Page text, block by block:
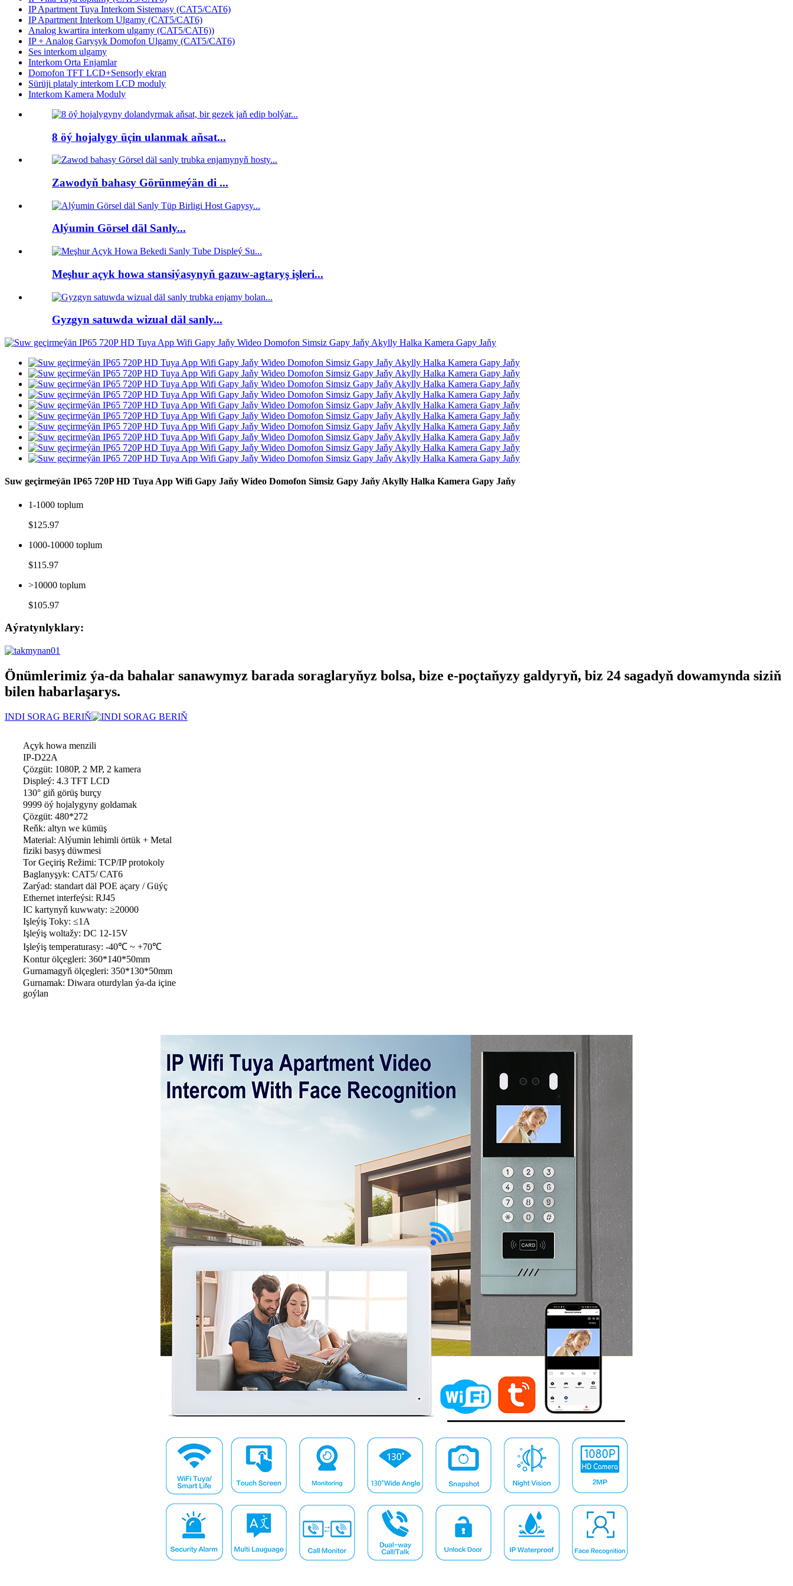
IP Apartment Tuya Interkom Sistemasy (CAT5/CAT6)
IP Apartment Interkom Ulgamy (CAT5/CAT6)
Analog kwartira interkom ulgamy (CAT5/CAT6))
IP + Analog Garyşyk Domofon Ulgamy (CAT5/CAT6)
Ses interkom ulgamy
Interkom Orta Enjamlar
Domofon TFT LCD+Sensorly ekran
Sürüji plataly interkom LCD moduly
Interkom Kamera Moduly
8 öý hojalygy üçin ulanmak aňsat...
Zawodyň bahasy Görünmeýän di ...
Alýumin Görsel däl Sanly...
Meşhur açyk howa stansiýasynyň gazuw-agtaryş işleri...
Gyzgyn satuwda wizual däl sanly...
Suw geçirmeýän IP65 720P HD Tuya App Wifi Gapy Jaňy Wideo Domofon Simsiz Gapy Jaňy Akylly Halka Kamera Gapy Jaňy
1-1000 toplum
$125.97
1000-10000 toplum
$115.97
>10000 toplum
$105.97
Aýratynlyklary:
Önümlerimiz ýa-da bahalar sanawymyz barada soraglaryňyz bolsa, bize e-poçtaňyzy galdyryň, biz 24 sagadyň dowamynda siziň
bilen habarlaşarys.
INDI SORAG BERIŇ
Açyk howa menzili
IP-D22A
Çözgüt: 1080P, 2 MP, 2 kamera
Displeý: 4.3 TFT LCD
130° giň görüş burçy
9999 öý hojalygyny goldamak
Çözgüt: 480*272
Reňk: altyn we kümüş
Material: Alýumin lehimli örtük + Metal
fiziki basyş düwmesi
Tor Geçiriş Režimi: TCP/IP protokoly
Baglanyşyk: CAT5/ CAT6
Zarýad: standart däl POE açary / Güýç
Ethernet interfeýsi: RJ45
IC kartynyň kuwwaty: ≥20000
Işleýiş Toky: ≤1A
Işleýiş woltažy: DC 12-15V
Işleýiş temperaturasy: -40℃ ~ +70℃
Kontur ölçegleri: 360*140*50mm
Gurnamagyň ölçegleri: 350*130*50mm
Gurnamak: Diwara oturdylan ýa-da içine
goýlan